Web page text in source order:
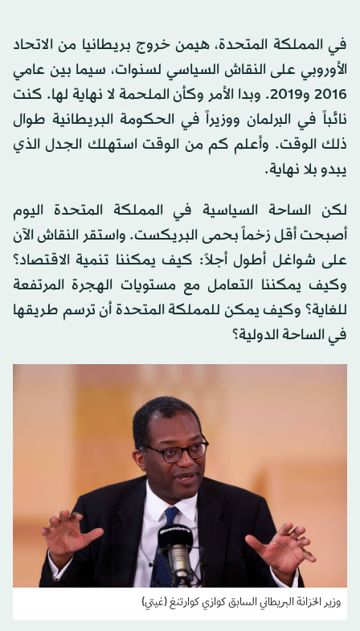
في المملكة المتحدة، هيمن خروج بريطانيا من الاتحاد
الأوروبي على النقاش السياسي لسنوات، سيما بين عامي
2016 و2019. وبدا الأمر وكأن الملحمة لا نهاية لها. كنت
نائباً في البرلمان ووزيراً في الحكومة البريطانية طوال
ذلك الوقت. وأعلم كم من الوقت استهلك الجدل الذي
يبدو بلا نهاية.
لكن الساحة السياسية في المملكة المتحدة اليوم
أصبحت أقل زخماً بحمى البريكست. واستقر النقاش الآن
على شواغل أطول أجلاً: كيف يمكننا تنمية الاقتصاد؟
وكيف يمكننا التعامل مع مستويات الهجرة المرتفعة
للغاية؟ وكيف يمكن للمملكة المتحدة أن ترسم طريقها
في الساحة الدولية؟
وزير الخزانة البريطاني السابق كوازي كوارتنغ (غيتي)